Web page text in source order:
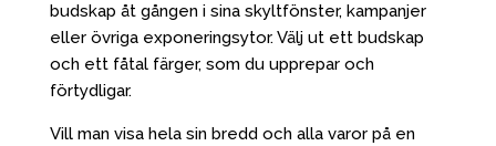
budskap åt gången i sina skyltfönster, kampanjer
eller övriga exponeringsytor. Välj ut ett budskap
och ett fåtal färger, som du upprepar och
förtydligar.
Vill man visa hela sin bredd och alla varor på en